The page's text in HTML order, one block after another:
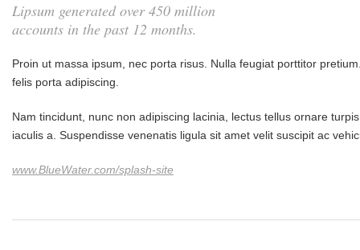
Lipsum generated over 450 million
accounts in the past 12 months.
Proin ut massa ipsum, nec porta risus. Nulla feugiat porttitor
felis porta adipiscing.
Nam tincidunt, nunc non adipiscing lacinia, lectus tellus ornare
iaculis a. Suspendisse venenatis ligula sit amet velit suscipit ac
www.BlueWater.com/splash-site